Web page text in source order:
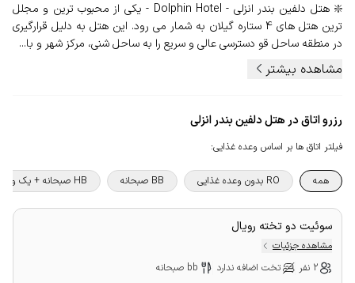
❇️ هتل دلفین بندر انزلی - Dolphin Hotel - یکی از محبوب ترین و مجلل
ترین هتل های 4 ستاره گیلان به شمار می رود. این هتل به دلیل قرارگیری
در منطقه ساحل قو دسترسی عالی و سریع را به ساحل شنی، مرکز شهر و با...
مشاهده بیشتر
رزرو اتاق در هتل دلفین بندر انزلی
فیلتر اتاق ها بر اساس وعده غذایی:
همه RO بدون وعده غذایی BB صبحانه HB صبحانه + یک وعده غذا
سوئیت دو تخته رویال
مشاهده جزئیات
2 نفر
تخت اضافه ندارد bb صبحانه